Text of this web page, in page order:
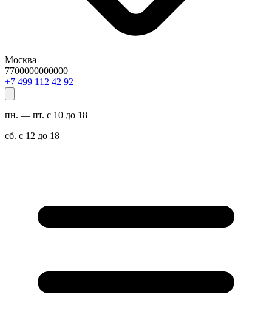
Москва
7700000000000
29 24 211 994 7+
пн. — пт. с 10 до 18
сб. с 12 до 18